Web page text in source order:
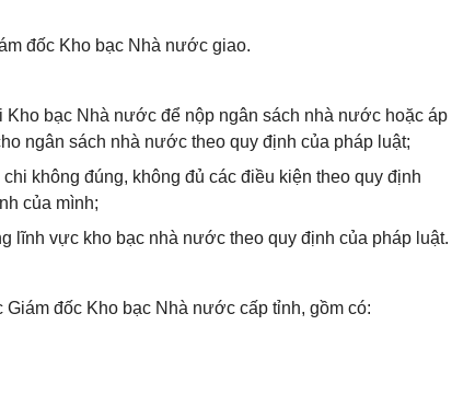
đốc Kho bạc Nhà nước giao.
Kho bạc Nhà nước để nộp ngân sách nhà nước hoặc áp
ngân sách nhà nước theo quy định của pháp luật;
không đúng, không đủ các điều kiện theo quy định
của mình;
lĩnh vực kho bạc nhà nước theo quy định của pháp luật.
đốc Kho bạc Nhà nước cấp tỉnh, gồm có: